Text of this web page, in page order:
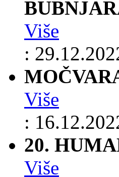
Više
:
Više
:
20.
Više